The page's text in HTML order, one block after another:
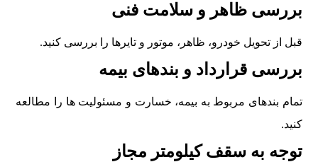
بررسی ظاهر و سلامت فنی
قبل از تحويل خودرو، ظاهر، موتور و تايرها را بررسی کنيد.
بررسی قرارداد و بندهای بيمه
تمام بندهای مربوط به بيمه، خسارت و مسئوليت ها را مطالعه
کنيد.
توجه به سقف کيلومتر مجاز